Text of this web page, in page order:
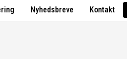
Nyhedsbreve Kontakt